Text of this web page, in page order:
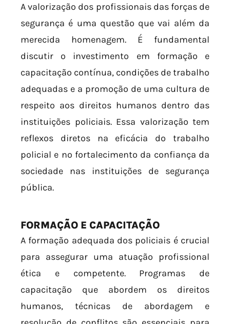
A valorização dos profissionais das forças de
segurança é uma questão que vai além da
merecida homenagem. É fundamental
discutir o investimento em formação e
capacitação contínua, condições de trabalho
adequadas e a promoção de uma cultura de
respeito aos direitos humanos dentro das
instituições policiais. Essa valorização tem
reflexos diretos na eficácia do trabalho
policial e no fortalecimento da confiança da
sociedade nas instituições de segurança
pública.
FORMAÇÃO E CAPACITAÇÃO
A formação adequada dos policiais é crucial
para assegurar uma atuação profissional
ética e competente. Programas de
capacitação que abordem os direitos
humanos, técnicas de abordagem e